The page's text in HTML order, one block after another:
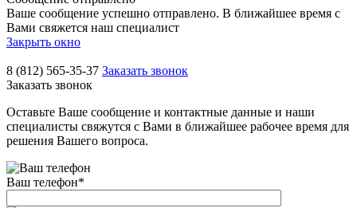
Ваше сообщение успешно отправлено. В ближайшее время с
Вами свяжется наш специалист
Закрыть окно
8 (812) 565-35-37 Заказать звонок
Заказать звонок
Оставьте Ваше сообщение и контактные данные и наши
специалисты свяжутся с Вами в ближайшее рабочее время для
решения Вашего вопроса.
Ваш телефон*